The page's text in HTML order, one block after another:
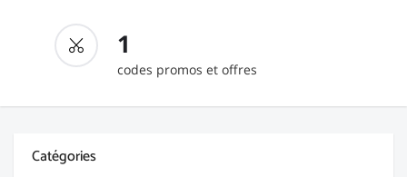
1
codes promos et offres
Catégories